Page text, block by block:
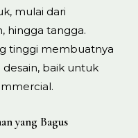
mulai dari
hingga tangga.
tinggi membuatnya
baik untuk
yang Bagus